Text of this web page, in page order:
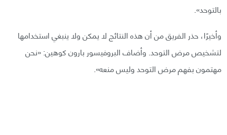
بالتوحد».
وأخيرًا، حذر الفريق من أن هذه النتائج لا يمكن ولا ينبغي استخدامها
لتشخيص مرض التوحد. وأضاف البروفيسور بارون كوهين: «نحن
مهتمون بفهم مرض التوحد وليس منعه».